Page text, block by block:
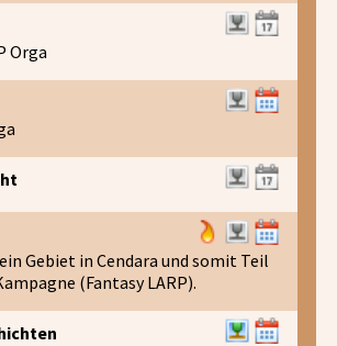
Orga
Gebiet in Cendara und somit Teil
(Fantasy LARP).